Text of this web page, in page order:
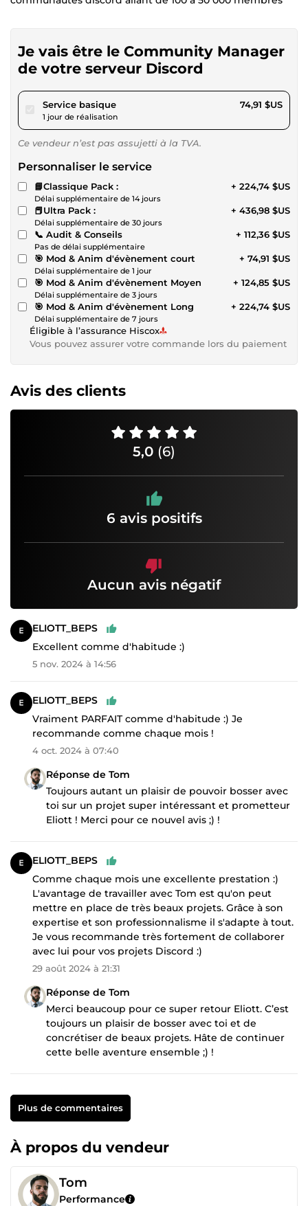
Je vais être le Community Manager
de votre serveur Discord
Service basiquepour 69,04 $US
1 jour de réalisation
74,91 $US
Ce vendeur n’est pas assujetti à la TVA.
Personnaliser le service
📘Classique Pack :
Délai supplémentaire de 14 jours
+ 224,74 $US
📕Ultra Pack :
Délai supplémentaire de 30 jours
+ 436,98 $US
📞 Audit & Conseils
Pas de délai supplémentaire
+ 112,36 $US
🎯 Mod & Anim d'évènement court
Délai supplémentaire de 1 jour
+ 74,91 $US
🎯 Mod & Anim d'évènement Moyen
Délai supplémentaire de 3 jours
+ 124,85 $US
🎯 Mod & Anim d'évènement Long
Délai supplémentaire de 7 jours
+ 224,74 $US
Éligible à l’assurance Hiscox
Vous pouvez assurer votre commande lors du paiement
Avis des clients
5,0 (6)
6 avis positifs
Aucun avis négatif
ELIOTT_BEPS
Excellent comme d'habitude :)
5 nov. 2024 à 14:56
ELIOTT_BEPS
Vraiment PARFAIT comme d'habitude :) Je
recommande comme chaque mois !
4 oct. 2024 à 07:40
Réponse de Tom
Toujours autant un plaisir de pouvoir bosser avec
toi sur un projet super intéressant et prometteur
Eliott ! Merci pour ce nouvel avis ;) !
ELIOTT_BEPS
Comme chaque mois une excellente prestation :)
L'avantage de travailler avec Tom est qu'on peut
mettre en place de très beaux projets. Grâce à son
expertise et son professionnalisme il s'adapte à tout.
Je vous recommande très fortement de collaborer
avec lui pour vos projets Discord :)
29 août 2024 à 21:31
Réponse de Tom
Merci beaucoup pour ce super retour Eliott. C’est
toujours un plaisir de bosser avec toi et de
concrétiser de beaux projets. Hâte de continuer
cette belle aventure ensemble ;) !
Plus de commentaires
À propos du vendeur
Tom
Performance